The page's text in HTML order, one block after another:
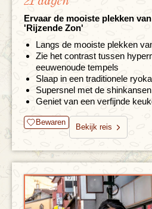
Ervaar de mooiste plekken
'Rijzende Zon'
Langs de mooiste plekken
Zie het contrast tussen
eeuwenoude tempels
Slaap in een traditionele
Supersnel met de shinkansen
Geniet van een verfijnde
Bewaren
Bekijk reis